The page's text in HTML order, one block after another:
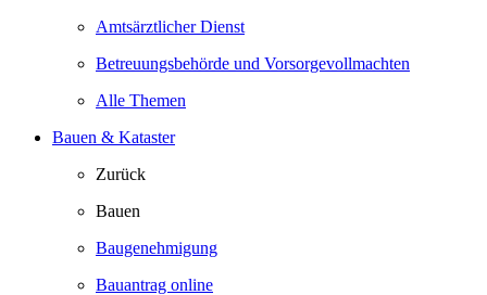
Amtsärztlicher Dienst
Betreuungsbehörde und Vorsorgevollmachten
Alle Themen
Bauen & Kataster
Zurück
Bauen
Baugenehmigung
Bauantrag online